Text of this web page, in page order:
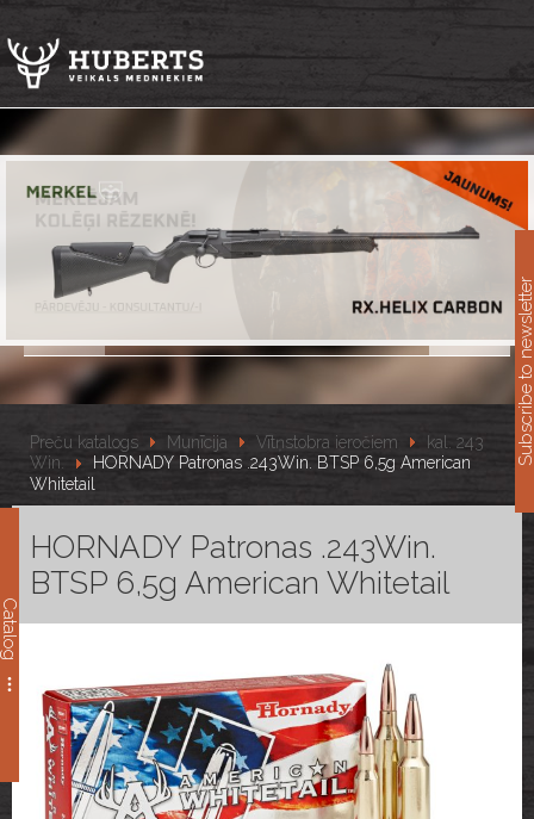
Catalog
Preču katalogs Munīcija Vītņstobra ieročiem
kal. 243
Win.
HORNADY Patronas .243Win. BTSP 6,5g American
Whitetail
HORNADY Patronas .243Win.
BTSP 6,5g American Whitetail
Subscribe